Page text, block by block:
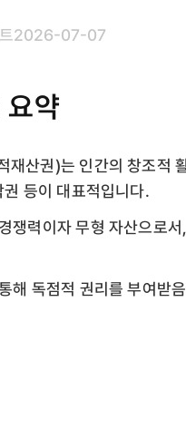
2026-07-07
약
산권)는 인간의 창조적 활
등이 대표적입니다.
쟁력이자 무형 자산으로서
해 독점적 권리를 부여받